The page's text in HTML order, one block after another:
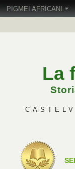
La
PIGMEI AFRICANI